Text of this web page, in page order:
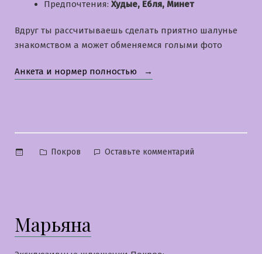
Предпочтения: Худые, Ебля, Минет
Вдруг ты рассчитываешь сделать приятно шалунье
знакомством а может обменяемся голыми фото
Анкета и нормер полностью «Анастасия»
Опубликовано
Покров Оставьте комментарий
Марьяна